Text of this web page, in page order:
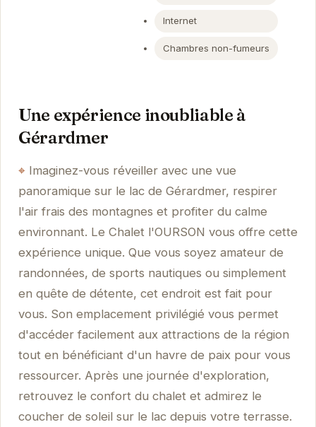
Internet
Chambres non-fumeurs
Une expérience inoubliable à
Gérardmer
Imaginez-vous réveiller avec une vue
panoramique sur le lac de Gérardmer, respirer
l'air frais des montagnes et profiter du calme
environnant. Le Chalet l'OURSON vous offre cette
expérience unique. Que vous soyez amateur de
randonnées, de sports nautiques ou simplement
en quête de détente, cet endroit est fait pour
vous. Son emplacement privilégié vous permet
d'accéder facilement aux attractions de la région
tout en bénéficiant d'un havre de paix pour vous
ressourcer. Après une journée d'exploration,
retrouvez le confort du chalet et admirez le
coucher de soleil sur le lac depuis votre terrasse.